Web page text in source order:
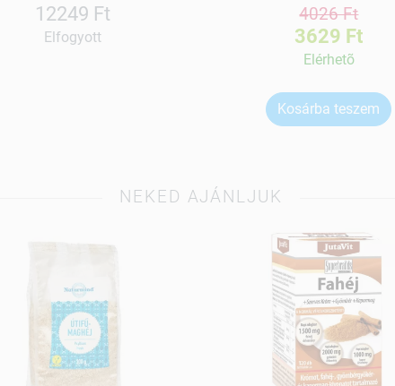
12249 Ft
Elfogyott
4026 Ft
3629 Ft
Elérhetõ
Kosárba teszem
NEKED AJÁNLJUK